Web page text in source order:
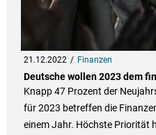
21.12.2022 Finanzen
Deutsche wollen 2023 dem
Knapp 47 Prozent der
für 2023 betreffen die
einem Jahr. Höchste Priorität